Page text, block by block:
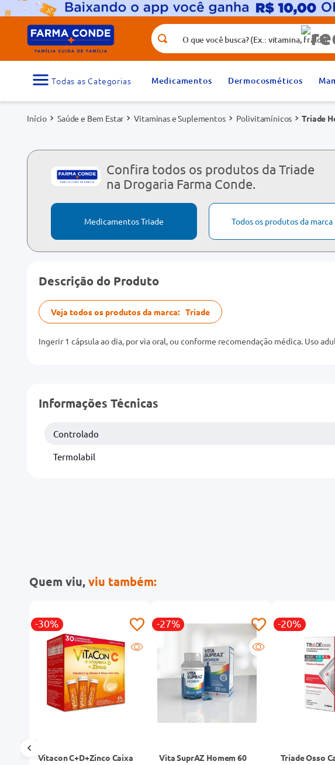
O que você busca? (Ex.: vitamina, fralda)
Medicamentos Dermocosméticos
Saúde e Bem Estar Vitaminas e Suplementos Polivitamínicos Triade
Confira todos os produtos da Triade
na Drogaria Farma Conde.
Medicamentos Triade Todos os produtos da marca
Descrição do Produto
Veja todos os produtos da marca: Triade
Ingerir 1 cápsula ao dia, por via oral, ou conforme recomendação médica. Uso
Informações Técnicas
Controlado
Termolabil
Quem viu,viu também:
-30%
Vitacon C+D+Zinco Caixa
-27%
Vita SuprAZ Homem 60
-20%
Triade Osso
Termos mais buscados
1
medicamento 2º
fralda
5 º dipirona 6º
absorvente